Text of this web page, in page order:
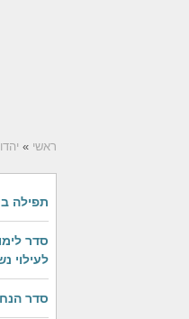
ראשי »
תפילה
סדר
לעילוי
סדר